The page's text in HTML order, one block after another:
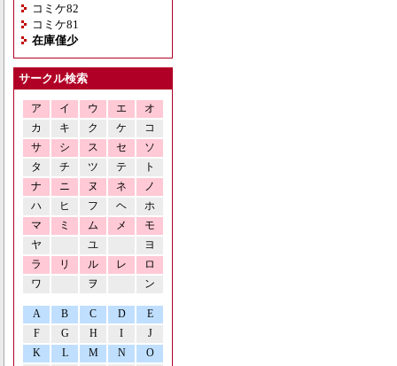
コミケ82
コミケ81
在庫僅少
サークル検索
ア イ ウ エ
オ
カ
キ ク ケ
コ
サ
シ ス セ
ソ
タ
チ ツ テ
ト
ナ
ニ ヌ ネ
ノ
ハ
ヒ フ ヘ
ホ
マ
ミ ム メ
モ
ヤ
ユ
ヨ
ラ
リ ル レ
ロ
ワ
ヲ ン
A B C D
E
F
G H I
J
K
L M N O